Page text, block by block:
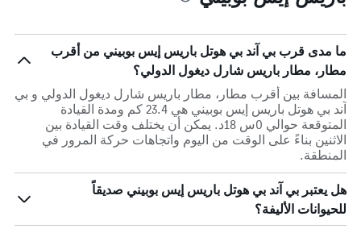
ما مدى قرب بي آند بي هوتل باريس إيس بوبيني من أقرب
مطار، مطار باريس شارل ديغول الدولي؟
المسافة بين أقرب مطار، مطار باريس شارل ديغول الدولي و بي
آند بي هوتل باريس إيس بوبيني هي 23.4 كم ومدة القيادة
المتوقعة حوالي 0س 18د. يمكن أن يختلف وقت القيادة بين
الاثنين بناءً على الوقت من اليوم واتجاهات حركة المرور في
المنطقة.
هل يعتبر بي آند بي هوتل باريس إيس بوبيني صديقاً
للحيوانات الأليفة؟